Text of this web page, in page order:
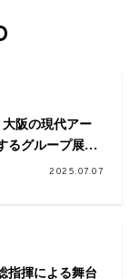
阪の現代アー
るグループ展
」が開催。
参加
2025.07.07
指揮による舞台